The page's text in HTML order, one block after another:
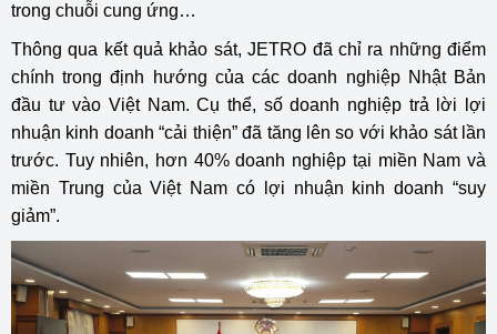
trong chuỗi cung ứng…
Thông qua kết quả khảo sát, JETRO đã chỉ ra những điểm
chính trong định hướng của các doanh nghiệp Nhật Bản
đầu tư vào Việt Nam. Cụ thể, số doanh nghiệp trả lời lợi
nhuận kinh doanh “cải thiện” đã tăng lên so với khảo sát lần
trước. Tuy nhiên, hơn 40% doanh nghiệp tại miền Nam và
miền Trung của Việt Nam có lợi nhuận kinh doanh “suy
giảm”.